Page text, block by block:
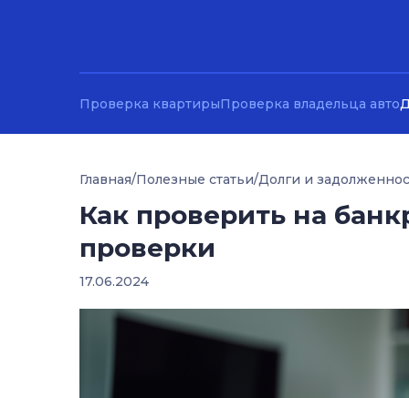
Проверка квартирыПроверка владельца авто
Главная/Полезные статьи/Долги и
Как проверить на
проверки
17.06.2024